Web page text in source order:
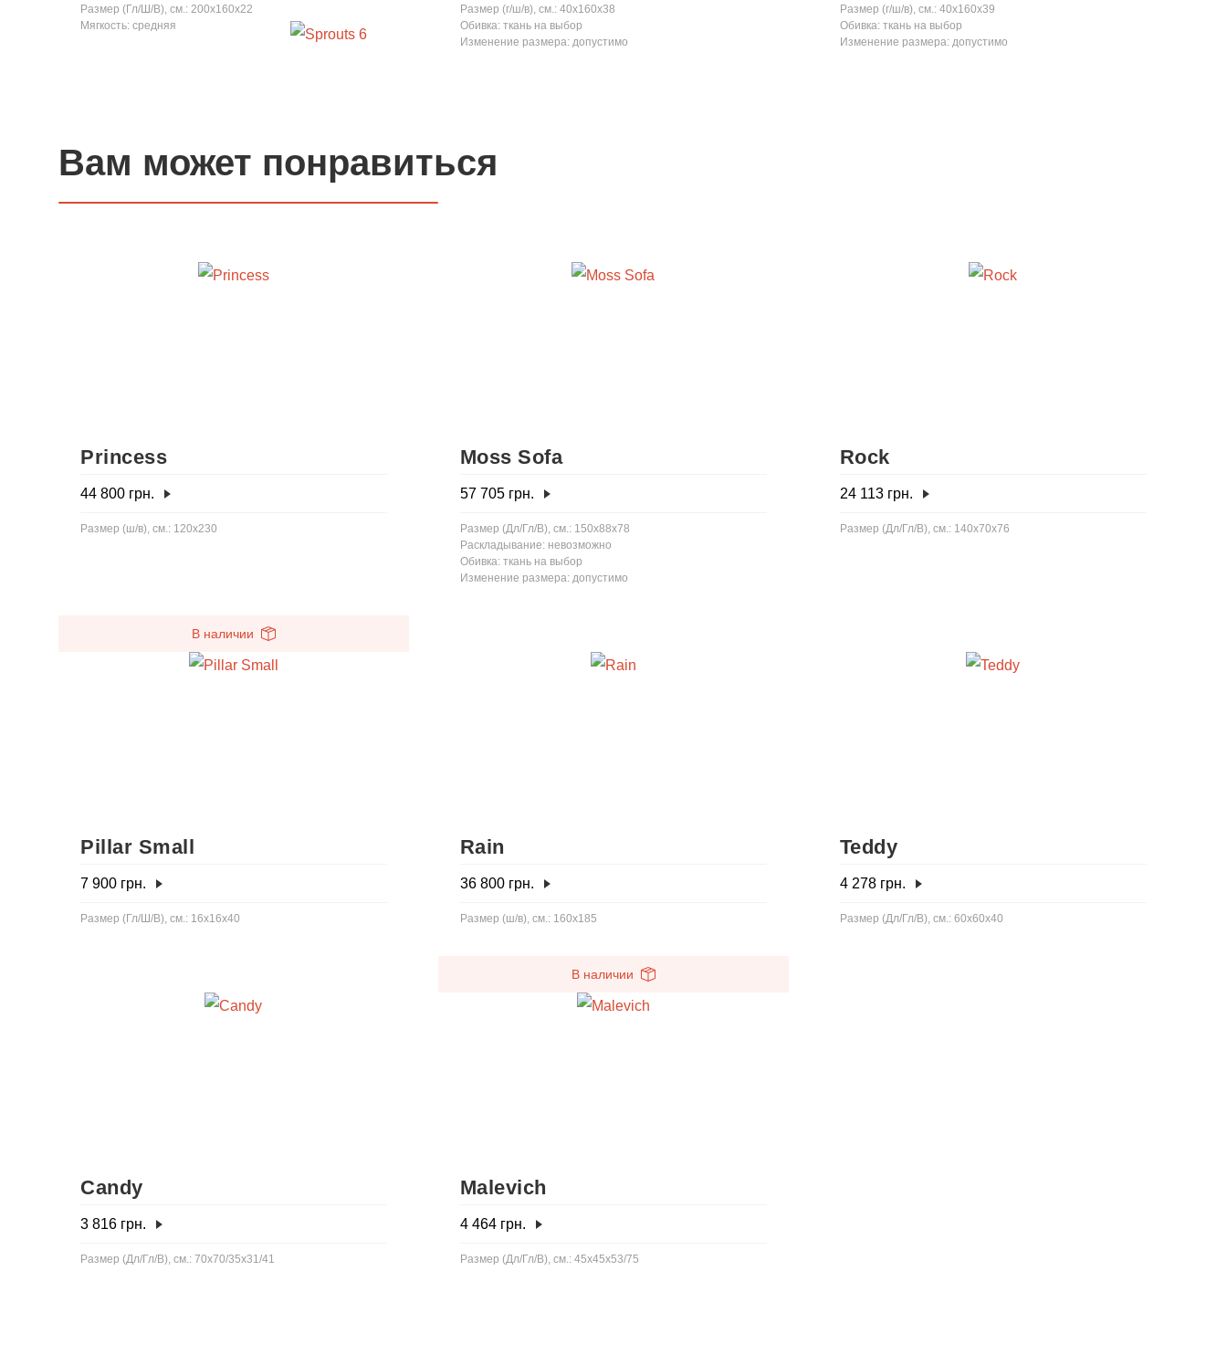
Размер (Гл/Ш/В), см.: 200x160x22
Мягкость: средняя
Размер (г/ш/в), см.: 40x160x38
Обивка: ткань на выбор
Изменение размера: допустимо
Размер (г/ш/в), см.: 40x160x39
Обивка: ткань на выбор
Изменение размера: допустимо
Вам может понравиться
Princess
44 800 грн.
Размер (ш/в), см.: 120х230
Moss Sofa
57 705грн.
Размер (Дл/Гл/В), см.: 150x88x78
Раскладывание: невозможно
Обивка: ткань на выбор
Изменение размера: допустимо
Rock
24 113грн.
Размер (Дл/Гл/В), см.: 140x70x76
В наличии
Pillar Small
7 900 грн.
Размер (Гл/Ш/В), см.: 16x16x40
Rain
36 800грн.
Размер (ш/в), см.: 160x185
Teddy
4 278грн.
Размер (Дл/Гл/В), см.: 60x60x40
Candy
3 816 грн.
Размер (Дл/Гл/В), см.: 70x70/35x31/41
В наличии
Malevich
4 464грн.
Размер (Дл/Гл/В), см.: 45x45x53/75